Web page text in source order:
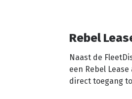
Rebel
Naast de
een Rebel
direct toegang